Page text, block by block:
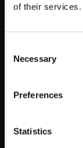
of their services.
Selection
Necessary
Preferences
Statistics